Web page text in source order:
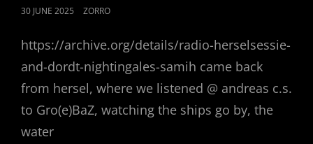
POSTED
30 JUNE 2025 ZORRO
https://archive.org/details/radio-herselsessie-
and-dordt-nightingales-samih came back
from hersel, where we listened @ andreas c.s.
to Gro(e)BaZ, watching the ships go by, the
water